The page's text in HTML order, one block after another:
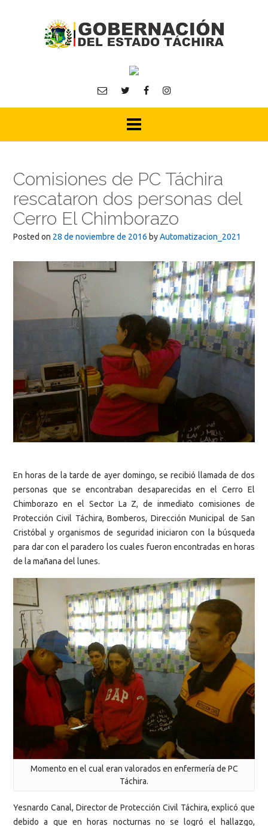
Comisiones de PC Táchira
rescataron dos personas del
Cerro El Chimborazo
Posted on 28 de noviembre de 2016 byAutomatizacion_2021
En horas de la tarde de ayer domingo, se recibió llamada de dos
personas que se encontraban desaparecidas en el Cerro El
Chimborazo en el Sector La Z, de inmediato comisiones de
Protección Civil Táchira, Bomberos, Dirección Municipal de San
Cristóbal y organismos de seguridad iniciaron con la búsqueda
para dar con el paradero los cuales fueron encontradas en horas
de la mañana del lunes.
Momento en el cual eran valorados en enfermería de PC
Táchira.
Yesnardo Canal, Director de Protección Civil Táchira, explicó que
debido a que en horas nocturnas no se logró el hallazgo,